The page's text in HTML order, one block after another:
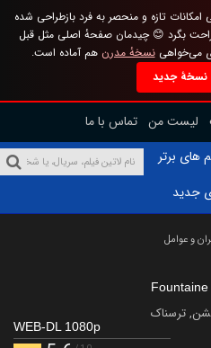
تازه و منحصر به فرد بازطراحی شده
بگرد 😊 چیدمان صفحهٔ اصلی مثل قبل
می‌خواهینسخهٔ مدرن هم آماده است.
نسخهٔ جدید
لیست من تماس با ما
های برتر
جدید
و عوامل
,ترسناک
WEB-DL 1080p